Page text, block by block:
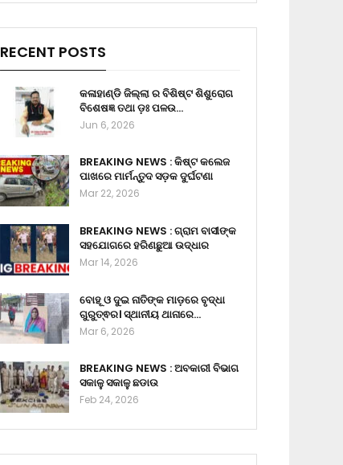
RECENT POSTS
କଳାହାଣ୍ଡି ଜିଲ୍ଲା ର ବିଶିଷ୍ଟ ଶିଶୁରୋଗ
ବିଶେଷଜ୍ଞ ତଥା ଡ଼ଃ ପଳଉ…
Jun 6, 2026
BREAKING NEWS : କିଷ୍ଟ କଲେଜ
ପାଖରେ ମାର୍ମନ୍ତୁଦ ସଡ଼କ ଦୁର୍ଘଟଣା
Mar 22, 2026
BREAKING NEWS : ଗ୍ରାମ ବାସୀଙ୍କ
ସହଯୋଗରେ ହରିଣଛୁଆ ଉଦ୍ଧାର
Mar 14, 2026
ବୋହୂ ଓ ଦୁଇ ନାତିଙ୍କ ମାଡ଼ରେ ବୃଦ୍ଧା
ଗୁରୁତ୍ଵର। ସ୍ଥାନୀୟ ଥାନାରେ…
Mar 6, 2026
BREAKING NEWS : ଅବକାରୀ ବିଭାଗ
ସକାଳୁ ସକାଳୁ ଛଡାଉ
Feb 24, 2026